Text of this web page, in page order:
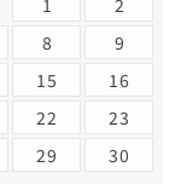
1
2
8
9
15
16
22
23
29
30